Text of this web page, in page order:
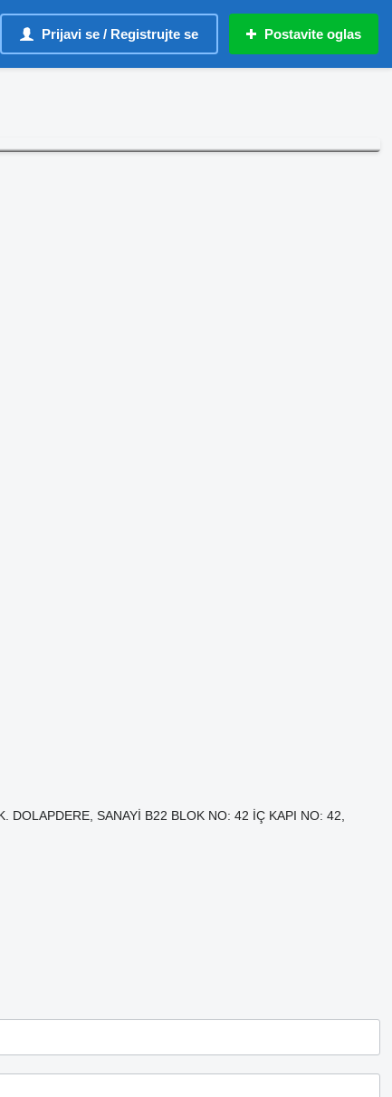
Prijavi se / Registrujte se Postavite oglas
SANAYİ B22 BLOK NO: 42 İÇ KAPI NO: 42,